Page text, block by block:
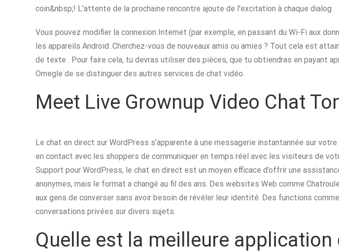
coin&nbsp;! L'attente de la prochaine rencontre ajoute de l'excitation à chaque dialog.
Vous pouvez modifier la connexion Internet (par exemple, en passant du Wi-Fi aux
les appareils Android .Cherchez-vous de nouveaux amis ou amies ? Tout cela est
de texte . Pour faire cela, tu devras utiliser des pièces, que tu obtiendras en payant
Omegle de se distinguer des autres services de chat vidéo.
Meet Live Grownup Video Chat
Le chat en direct sur WordPress s’apparente à une messagerie instantannée sur
en contact avec les shoppers de communiquer en temps réel avec les visiteurs de
Support pour WordPress, le chat en direct est un moyen efficace d’offrir une
anonymes, mais le format a changé au fil des ans. Des websites Web comme
aux gens de converser sans avoir besoin de révéler leur identité. Des functions
conversations privées sur divers sujets.
Quelle est la meilleure application